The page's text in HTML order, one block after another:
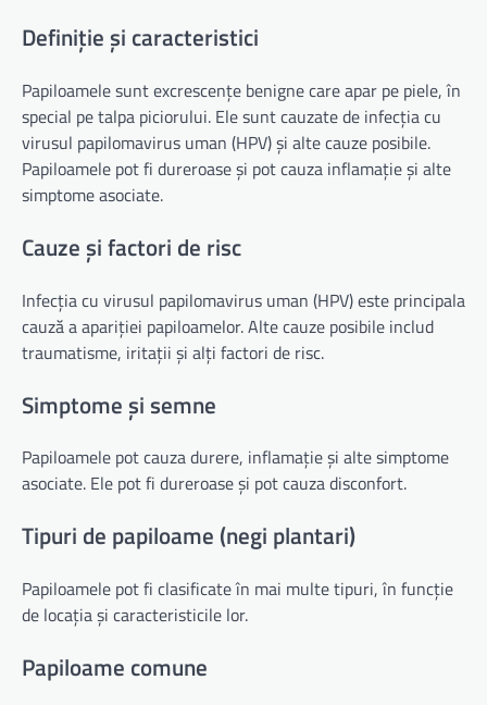
Definiție și caracteristici
Papiloamele sunt excrescențe benigne care apar pe piele, în
special pe talpa piciorului. Ele sunt cauzate de infecția cu
virusul papilomavirus uman (HPV) și alte cauze posibile.
Papiloamele pot fi dureroase și pot cauza inflamație și alte
simptome asociate.
Cauze și factori de risc
Infecția cu virusul papilomavirus uman (HPV) este principala
cauză a apariției papiloamelor. Alte cauze posibile includ
traumatisme, iritații și alți factori de risc.
Simptome și semne
Papiloamele pot cauza durere, inflamație și alte simptome
asociate. Ele pot fi dureroase și pot cauza disconfort.
Tipuri de papiloame (negi plantari)
Papiloamele pot fi clasificate în mai multe tipuri, în funcție
de locația și caracteristicile lor.
Papiloame comune